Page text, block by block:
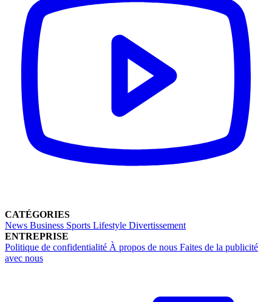
CATÉGORIES
News Business Sports Lifestyle Divertissement
ENTREPRISE
Politique de confidentialité À propos de nous Faites de la publicité
avec nous